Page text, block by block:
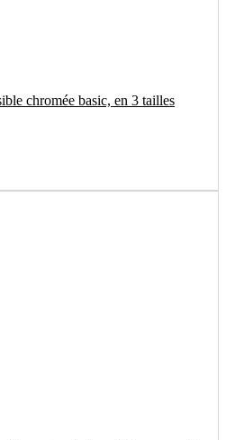
chromée basic, en 3 tailles